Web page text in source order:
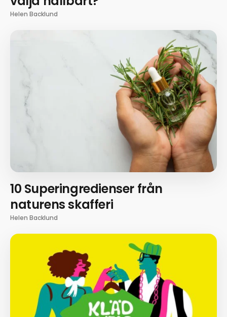
Helen Backlund
10 Superingredienser från
naturens skafferi
Helen Backlund